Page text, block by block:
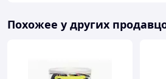
Похожее у других